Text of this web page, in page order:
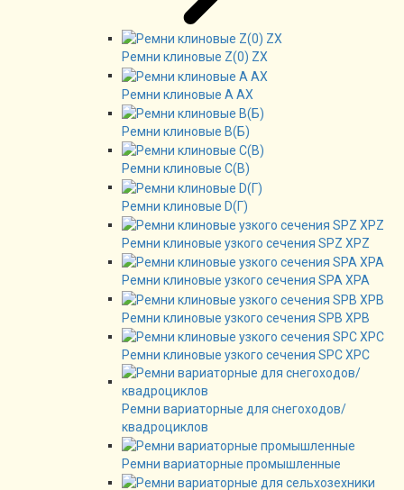
Ремни клиновые Z(0) ZX
Ремни клиновые А AX
Ремни клиновые В(Б)
Ремни клиновые C(B)
Ремни клиновые D(Г)
Ремни клиновые узкого сечения SPZ XPZ
Ремни клиновые узкого сечения SPA XPA
Ремни клиновые узкого сечения SPB XPB
Ремни клиновые узкого сечения SPC XPC
Ремни вариаторные для снегоходов/
квадроциклов
Ремни вариаторные промышленные